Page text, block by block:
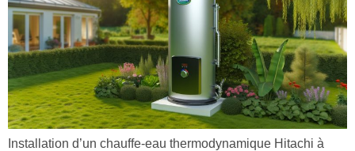
Installation d’un chauffe-eau thermodynamique Hitachi à